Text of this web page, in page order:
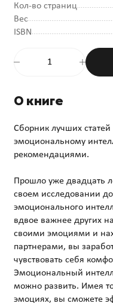
Кол-во страниц
Вес
ISBN
О книге
Сборник лучших
эмоциональному
рекомендациями.
Прошло уже двадцать
своем исследовании
эмоционального
вдвое важнее других
своими эмоциями и
партнерами, вы
чувствовать себя
Эмоциональный
можно развить. Имея
эмоциях, вы сможете